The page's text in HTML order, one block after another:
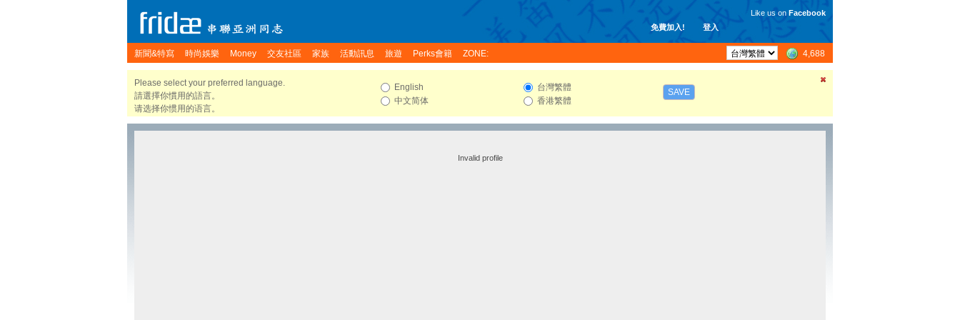
免費加入! 登入
Like us on Facebook
新聞&特寫 時尚娛樂 Money 交友社區 家族 活動訊息 旅遊 Perks會籍 ZONE: 4,688
Please select your preferred language.
請選擇你慣用的語言。
请选择你惯用的语言。
English
中文简体
台灣繁體
香港繁體
SAVE
Invalid profile